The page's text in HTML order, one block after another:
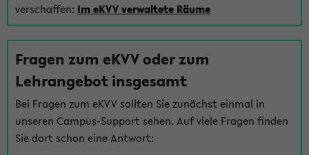
verschaffen: Im eKVV verwaltete Räume
Fragen zum eKVV oder zum
Lehrangebot insgesamt
Bei Fragen zum eKVV sollten Sie zunächst einmal in
unseren Campus-Support sehen. Auf viele Fragen finden
Sie dort schon eine Antwort: